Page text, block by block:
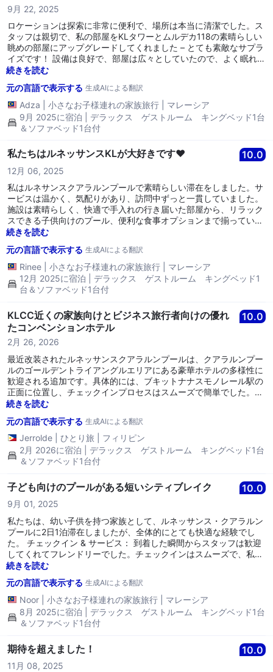
9月 22, 2025
ロケーションは探索に非常に便利で、場所は本当に清潔でした。ス
タッフは親切で、私の部屋をKLタワーとムルデカ118の素晴らしい
眺めの部屋にアップグレードしてくれました – とても素敵なサプラ
イズです！ 設備は良好で、部屋は広々としていたので、よく眠れま
した。しかし、駐車は少し手間がかかることがあります。プールは
ますが、子供はとても楽しんでいたので、全体としては滞在に満足
でした。
続きを読む
元の言語で表示する 生成AIによる翻訳
Adza 小さなお子様連れの家族旅行
マレーシア
9月 2025に宿泊 | デラックス ゲストルーム キングベッド1台
＆ソファベッド1台付
私たちはルネッサンスKLが大好きです❤️ 10.0
12月 06, 2025
私はルネサンスクアラルンプールで素晴らしい滞在をしました。サ
ービスは温かく、気配りがあり、訪問中ずっと一貫していました。
施設は素晴らしく、快適で手入れの行き届いた部屋から、リラック
スできる子供向けのプール、便利な食事オプションまで揃っていま
す。カップルが心地よい休暇を求めている場合でも、小さな子供を
い選択です。全体的に、スムーズで楽しい体験でした。非常におす
すめです！子供たちはすでに再びそこに連れて行ってほしいとせが
んでいます。
続きを読む
元の言語で表示する 生成AIによる翻訳
Rinee 小さなお子様連れの家族旅行
マレーシア
12月 2025に宿泊 | デラックス ゲストルーム キングベッド1
台＆ソファベッド1台付
KLCC近くの家族向けとビジネス旅行者向けの優れ
たコンベンションホテル
10.0
2月 26, 2026
最近改装されたルネッサンスクアラルンプールは、クアラルンプー
ルのゴールデントライアングルエリアにある豪華ホテルの多様性に
歓迎される追加です。具体的には、ブキットナナスモノレール駅の
正面に位置し、チェックインプロセスはスムーズで簡単でした。部
屋は改装されたばかりで非常に新しく、床から天井までの窓からKL
きなプールと遊び場は、そこに滞在する家族には大人気です。クア
ラルンプールを訪れる家族にこのホテルをぜひおすすめします。
続きを読む
元の言語で表示する 生成AIによる翻訳
Jerrolde ひとり旅
フィリピン
2月 2026に宿泊 | デラックス ゲストルーム キングベッド1台
＆ソファベッド1台付
子ども向けのプールがある短いシティブレイク 10.0
9月 01, 2025
私たちは、幼い子供を持つ家族として、ルネッサンス・クアラルン
プールに2日1泊滞在しましたが、全体的にとても快適な経験でし
た。 チェックイン & サービス： 到着した瞬間からスタッフは歓迎
してくれてフレンドリーでした。チェックインはスムーズで、私た
ちのリクエストにも注意を払ってくれました。 部屋： 私たちの部
屋は家族滞在には広々としていて快適でした。子供たちは十分なス
ペースで動き回ることを楽しみ、窓からのメナラKLの眺めも素晴ら
しいボーナスでした。 施設： 子供たちにとってのハイライトは、
間違いなくプールでした – 大きくて家族向けです。ただし、ピーク
シーズン中は待機エリアが本当に混雑することがあります。マレー
シアにとっては長い週末だったので、全く理解できます。また、ホ
テルには親がリラックスできる素晴らしい施設もあり、設備の整っ
たジムや良いダイニングオプションがあります。 食事： 朝食は地
元料理と国際的な料理の両方が多様にありました。テーブルの数が
続きを読む
元の言語で表示する 生成AIによる翻訳
Noor 小さなお子様連れの家族旅行
マレーシア
8月 2025に宿泊 | デラックス ゲストルーム キングベッド1台
＆ソファベッド1台付
期待を超えました！ 10.0
11月 08, 2025